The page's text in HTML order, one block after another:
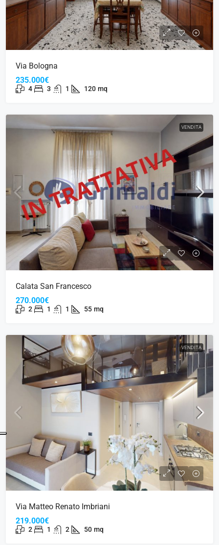
Via Bologna
235.000€
4 3 1 120 mq
VENDITA
Calata San Francesco
270.000€
2 1 1 55 mq
VENDITA
Via Matteo Renato Imbriani
219.000€
2 1 2 50 mq